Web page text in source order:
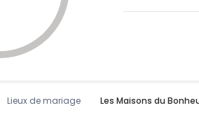
Lieux de mariage Les Maisons du